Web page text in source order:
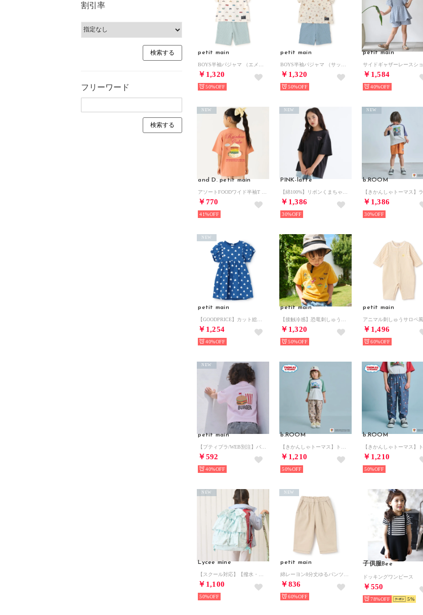
割引率
フリーワード
petit main
￥1,320
50%
petit main
￥1,320
50%
petit main
￥1,584
40%
and D. petit main
￥770
NEW
41%
PINK-latte
￥1,386
NEW
30%
b.ROOM
￥1,386
NEW
30%
petit main
￥1,254
NEW
40%
petit main
￥1,320
50%
petit main
￥1,496
60%
petit main
￥592
NEW
40%
b.ROOM
￥1,210
50%
b.ROOM
￥1,210
50%
Lycee mine
￥1,100
NEW
50%
petit main
￥836
NEW
60%
子供服Bee
ドッキングワンピース
￥550
78% 5